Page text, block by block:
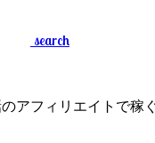
search
アフィリエイトで稼